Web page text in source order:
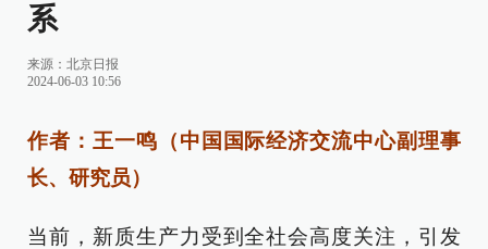
系
来源： 北京日报
2024-06-03 10:56
作者：王一鸣（中国国际经济交流中心副理事
长、研究员）
当前，新质生产力受到全社会高度关注，引发